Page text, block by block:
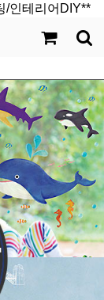
/인테리어DIY**